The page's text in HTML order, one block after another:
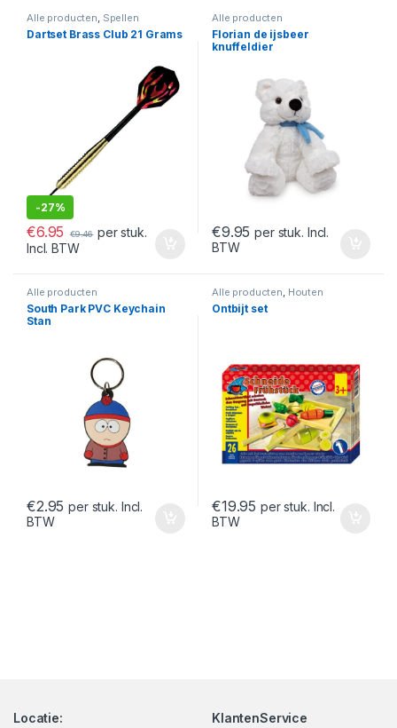
Alle producten, Spellen
Dartset Brass Club 21 Grams
-27%
€6.95 €9.46 per stuk.
Incl. BTW
Alle producten
Florian de ijsbeer
knuffeldier
€9.95 per stuk. Incl.
BTW
Alle producten
South Park PVC Keychain
Stan
€2.95 per stuk. Incl.
BTW
Alle producten, Houten
speelgoed
Ontbijt set
€19.95 per stuk. Incl.
BTW
Locatie:
KlantenService